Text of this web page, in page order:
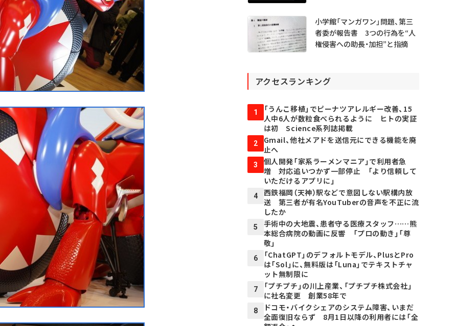
小学館「マンガワン」問題、第三
者委が報告書 3つの行為を“人
権侵害への助長・加担”と指摘
アクセスランキング
1
「うんこ移植」でピーナツアレルギー改善、15
人中6人が数粒食べられるように ヒトの実証
は初 Science系列誌掲載
2
Gmail、他社メアドを送信元にできる機能を廃
止へ
3
個人開発「家系ラーメンマニア」で利用者急
増 対応追いつかず一部停止 「より信頼して
いただけるアプリに」
4
西鉄福岡（天神）駅などで意図しない駅構内放
送 第三者が有名YouTuberの音声を不正に流
したか
5
手術中の大地震、患者守る医療スタッフ……熊
本総合病院の動画に反響 「プロの動き」「尊
敬」
6
「ChatGPT」のデフォルトモデル、PlusとPro
は「Sol」に、無料版は「Luna」でテキストチャ
ット無制限に
7
「プチプチ」の川上産業、「プチプチ株式会社」
に社名変更 創業58年で
8
ドコモ・バイクシェアのシステム障害、いまだ
全面復旧ならず 8月1日以降の利用者には「全